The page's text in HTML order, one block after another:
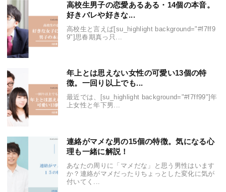
高校生男子の恋愛あるある・14個の本音。
好きバレや好きな...
高校生と言えば[su_highlight background="#f7ff9
9"]思春期真っ只...
年上とは思えない女性の可愛い13個の特
徴。一回り以上でも...
最近では、[su_highlight background="#f7ff99"]年
上女性と年下男...
連絡がマメな男の15個の特徴。気になる心
理も一緒に解説！
あなたの周りに「マメだな」と思う男性はいます
か？連絡がマメだったりちょっとした変化に気が
付いてく...